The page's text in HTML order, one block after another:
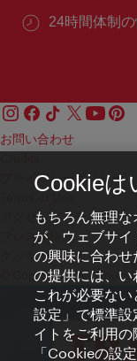
24時間体制
お問い合わせ
プライバシーポリシー
アクセシビリティ
プレス連絡先
クッキーの設定
© Copyright
Cookieは
もちろん無理
が、ウェブサ
の興味に合わ
の提供には、い
これが必要な
設定」で標準
イトをご利用
「Cookieの設